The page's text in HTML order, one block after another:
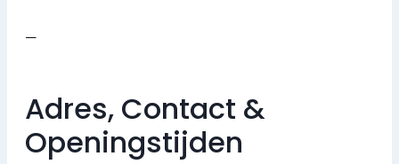
—
Adres, Contact &
Openingstijden